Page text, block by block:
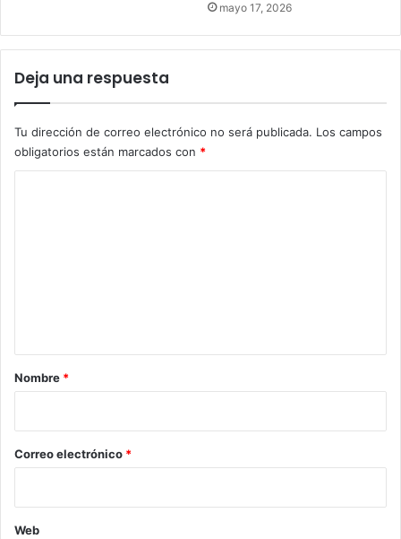
mayo 17, 2026
Deja una respuesta
Tu dirección de correo electrónico no será publicada. Los campos
obligatorios están marcados con *
r
*
Nombre *
Correo electrónico *
Web